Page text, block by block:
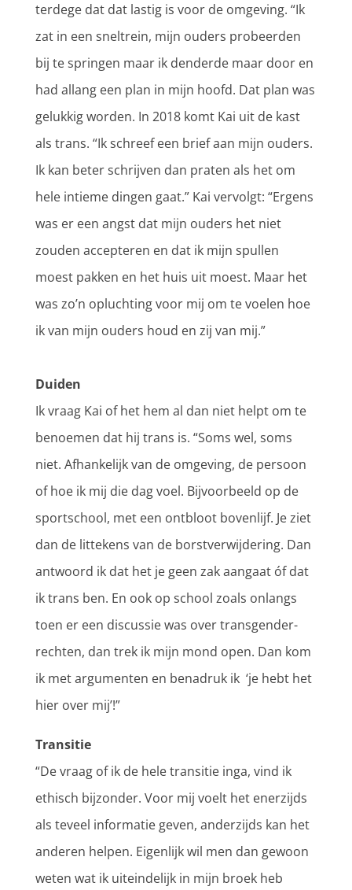
terdege dat dat lastig is voor de omgeving. “Ik
zat in een sneltrein, mijn ouders probeerden
bij te springen maar ik denderde maar door en
had allang een plan in mijn hoofd. Dat plan was
gelukkig worden. In 2018 komt Kai uit de kast
als trans. “Ik schreef een brief aan mijn ouders.
Ik kan beter schrijven dan praten als het om
hele intieme dingen gaat.” Kai vervolgt: “Ergens
was er een angst dat mijn ouders het niet
zouden accepteren en dat ik mijn spullen
moest pakken en het huis uit moest. Maar het
was zo’n opluchting voor mij om te voelen hoe
ik van mijn ouders houd en zij van mij.”
Duiden
Ik vraag Kai of het hem al dan niet helpt om te
benoemen dat hij trans is. “Soms wel, soms
niet. Afhankelijk van de omgeving, de persoon
of hoe ik mij die dag voel. Bijvoorbeeld op de
sportschool, met een ontbloot bovenlijf. Je ziet
dan de littekens van de borstverwijdering. Dan
antwoord ik dat het je geen zak aangaat óf dat
ik trans ben. En ook op school zoals onlangs
toen er een discussie was over transgender-
rechten, dan trek ik mijn mond open. Dan kom
ik met argumenten en benadruk ik ‘je hebt het
hier over mij’!”
Transitie
“De vraag of ik de hele transitie inga, vind ik
ethisch bijzonder. Voor mij voelt het enerzijds
als teveel informatie geven, anderzijds kan het
anderen helpen. Eigenlijk wil men dan gewoon
weten wat ik uiteindelijk in mijn broek heb